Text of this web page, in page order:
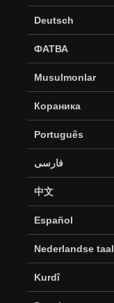
Deutsch
ФАТВА
Musulmonlar
Кораника
Português
فارسی
中文
Español
Nederlandse taal
Kurdî